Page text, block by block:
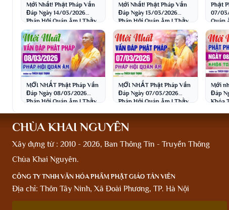
Mới Nhất! Phật Pháp Vấn
Đáp Ngày 14/03/2026
Pháp Hội Quán Âm | Thầy
Thích Đạo Thịnh
Mới Nhất! Phật Pháp Vấn
Đáp Ngày 13/03/2026
Pháp Hội Quán Âm | Thầy
Thích Đạo Thịnh
Phật
07/
Quán
Thích
MỚI NHẤT Phật Pháp Vấn
Đáp Ngày 08/03/2026
Pháp Hội Quán Âm | Thầy
MỚI NHẤT Phật Pháp Vấn
Đáp Ngày 07/03/2026
Pháp Hội Quán Âm | Thầy
Mới
Đáp
Khóa
CHÙA KHAI NGUYÊN
Xây dựng từ : 2010 - 2026, Ban Thông Tin - Truyền Thông
Chùa Khai Nguyên.
CÔNG TY TNHH VĂN HÓA PHẨM PHẬT GIÁO TẢN VIÊN
Địa chỉ: Thôn Tây Ninh, Xã Đoài Phương, TP. Hà Nội